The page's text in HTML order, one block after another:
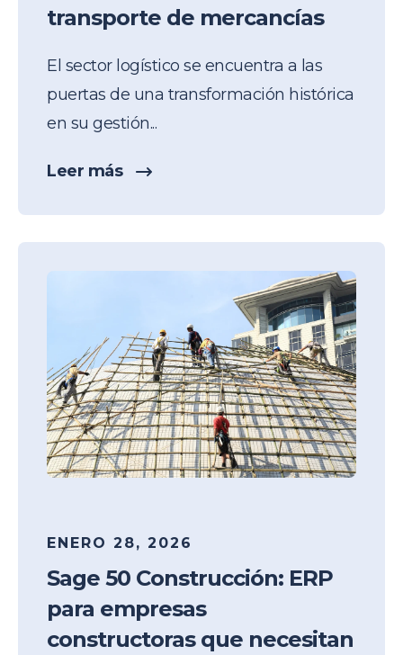
transporte de mercancías
El sector logístico se encuentra a las
puertas de una transformación histórica
en su gestión...
Leer más
ENERO 28, 2026
Sage 50 Construcción: ERP
para empresas
constructoras que necesitan